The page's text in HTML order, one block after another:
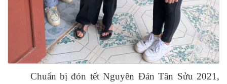
Chuẩn bị đón tết Nguyên Đán Tân Sửu 2021,